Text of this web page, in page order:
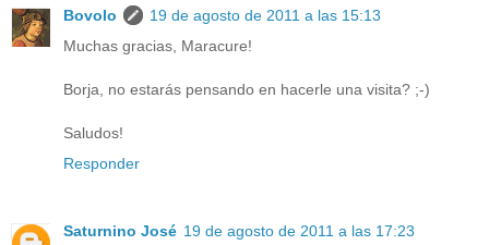
Bovolo
19 de agosto de 2011 a las 15:13
Muchas gracias, Maracure!
Borja, no estarás pensando en hacerle una visita? ;-)
Saludos!
Responder
Saturnino José 19 de agosto de 2011 a las 17:23